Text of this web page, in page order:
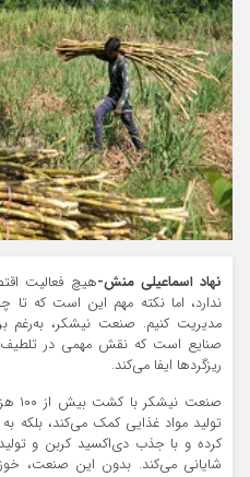
نهاد اسماعیلی منش-هیچ فعالیت
ندارد، اما نکته مهم این است که تا
مدیریت کنیم. صنعت نیشکر، به‌رغم
صنایع است که نقش مهمی در تلطیف
ریزگردها ایفا می‌کند.
تولید مواد غذایی کمک می‌کند،
کرده و با جذب دی‌اکسید کربن و
شایانی می‌کند. بدون این صنعت،